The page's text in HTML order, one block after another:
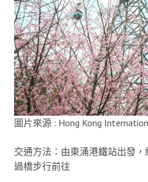
圖片來源 : Hong Kong
交通方法：由東涌港鐵站出發
過橋步行前往